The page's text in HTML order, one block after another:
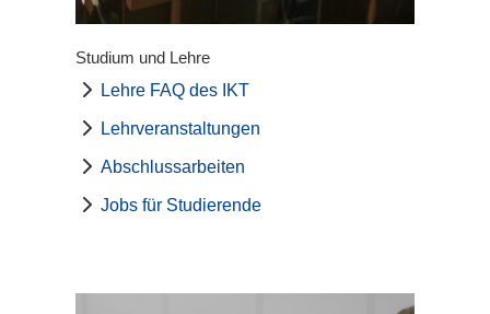
Studium und Lehre
Lehre FAQ des IKT
Lehrveranstaltungen
Abschlussarbeiten
Jobs für Studierende